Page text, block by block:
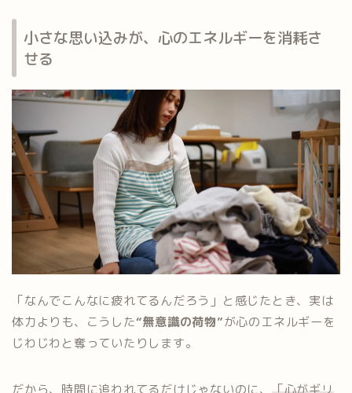
小さな思い込みが、心のエネルギーを消耗さ
せる
「なんでこんなに疲れてるんだろう」と感じたとき、実は
体力よりも、こうした“無意識の荷物”が心のエネルギーを
じわじわと奪っていたりします。